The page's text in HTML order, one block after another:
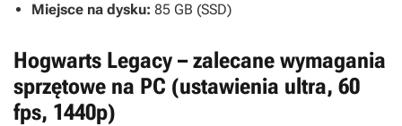
Miejsce na dysku: 85 GB (SSD)
Hogwarts Legacy – zalecane wymagania
sprzętowe na PC (ustawienia ultra, 60
fps, 1440p)